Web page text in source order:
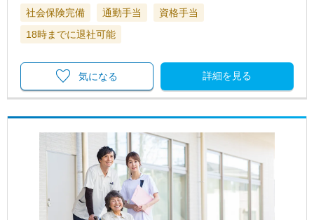
社会保険完備 通勤手当
資格手当
18時までに退社可能
詳細を見る
気になる